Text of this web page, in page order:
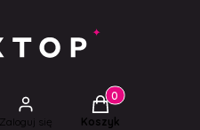
Zaloguj się
Produkty w
Koszyk